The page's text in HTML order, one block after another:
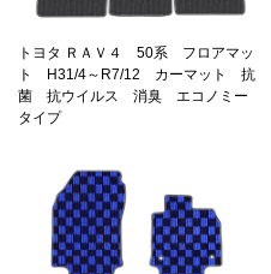
トヨタ ＲＡＶ４ 50系 フロアマッ
ト H31/4～R7/12 カーマット 抗
菌 抗ウイルス 消臭 エコノミー
タイプ